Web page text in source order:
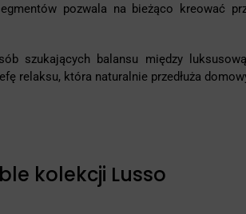
pozwala na bieżąco kreować
szukających balansu między
relaksu, która naturalnie przedłuża
kolekcji Lusso